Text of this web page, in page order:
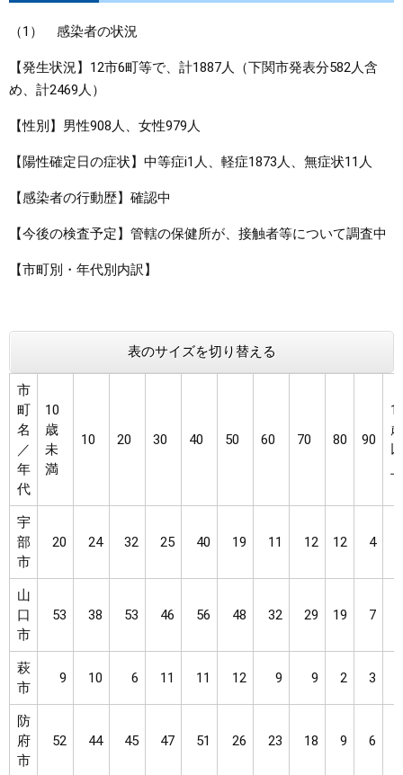
まちづくり
県政情報
（1） 感染者の状況
【発生状況】12市6町等で、計1887人（下関市発表分582人含
め、計2469人）
【性別】男性908人、女性979人
【陽性確定日の症状】中等症i1人、軽症1873人、無症状11人
【感染者の行動歴】確認中
【今後の検査予定】管轄の保健所が、接触者等について調査中
【市町別・年代別内訳】 ​​​
表のサイズを切り替える
市
町
名
／
年
代
10
歳
未
満
10 20 30 40 50 60 70 80 90
歳
以
上
宇
部
市
20 24 32 25 40 19 11 12 12 4
山
口
市
53 38 53 46 56 48 32 29 19 7
萩
市
9 10 6 11 11 12 9 9 2 3
防
府
市
52 44 45 47 51 26 23 18 9 6